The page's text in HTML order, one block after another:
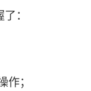
：
；